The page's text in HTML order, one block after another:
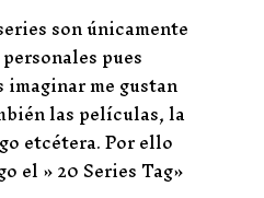
son únicamente
pues
me gustan
las películas, la
etcétera. Por ello
el » 20 Series Tag»